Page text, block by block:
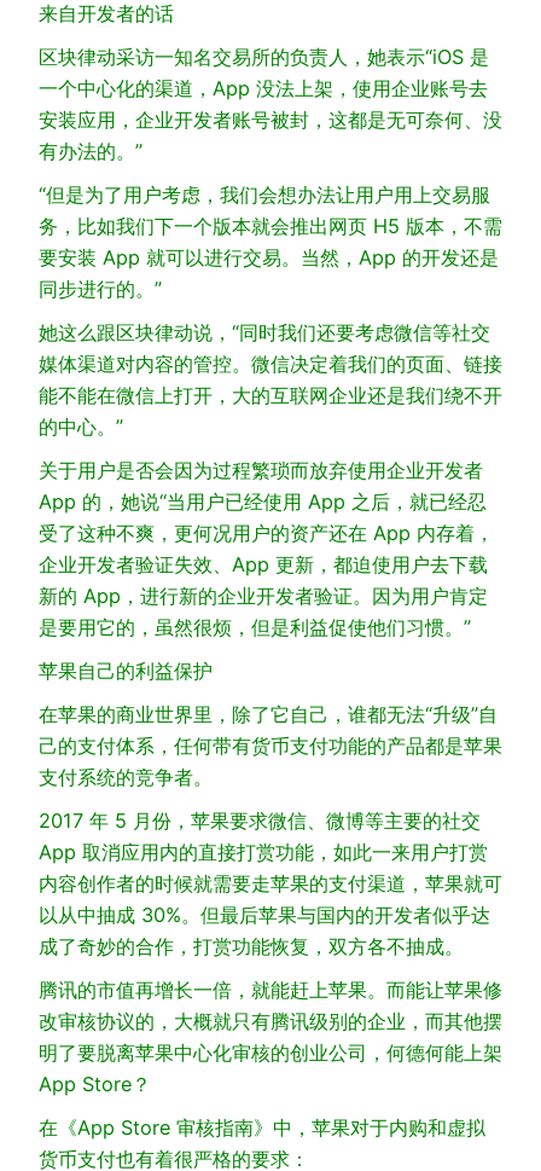
来自开发者的话
区块律动采访一知名交易所的负责人，她表示“iOS 是
一个中心化的渠道，App 没法上架，使用企业账号去
安装应用，企业开发者账号被封，这都是无可奈何、没
有办法的。”
“但是为了用户考虑，我们会想办法让用户用上交易服
务，比如我们下一个版本就会推出网页 H5 版本，不需
要安装 App 就可以进行交易。当然，App 的开发还是
同步进行的。”
她这么跟区块律动说，“同时我们还要考虑微信等社交
媒体渠道对内容的管控。微信决定着我们的页面、链接
能不能在微信上打开，大的互联网企业还是我们绕不开
的中心。”
关于用户是否会因为过程繁琐而放弃使用企业开发者
App 的，她说“当用户已经使用 App 之后，就已经忍
受了这种不爽，更何况用户的资产还在 App 内存着，
企业开发者验证失效、App 更新，都迫使用户去下载
新的 App，进行新的企业开发者验证。因为用户肯定
是要用它的，虽然很烦，但是利益促使他们习惯。”
苹果自己的利益保护
在苹果的商业世界里，除了它自己，谁都无法“升级”自
己的支付体系，任何带有货币支付功能的产品都是苹果
支付系统的竞争者。
2017 年 5 月份，苹果要求微信、微博等主要的社交
App 取消应用内的直接打赏功能，如此一来用户打赏
内容创作者的时候就需要走苹果的支付渠道，苹果就可
以从中抽成 30%。但最后苹果与国内的开发者似乎达
成了奇妙的合作，打赏功能恢复，双方各不抽成。
腾讯的市值再增长一倍，就能赶上苹果。而能让苹果修
改审核协议的，大概就只有腾讯级别的企业，而其他摆
明了要脱离苹果中心化审核的创业公司，何德何能上架
App Store？
在《App Store 审核指南》中，苹果对于内购和虚拟
货币支付也有着很严格的要求：